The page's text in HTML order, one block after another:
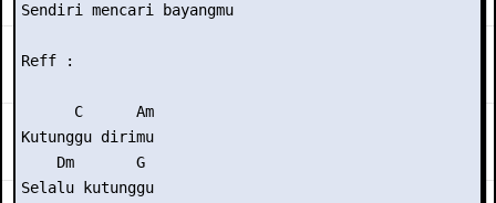
Sendiri mencari bayangmu
Reff :
      C      Am
Kutunggu dirimu
    Dm       G
Selalu kutunggu